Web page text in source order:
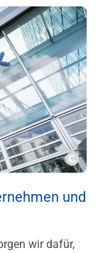
und
wir dafür,